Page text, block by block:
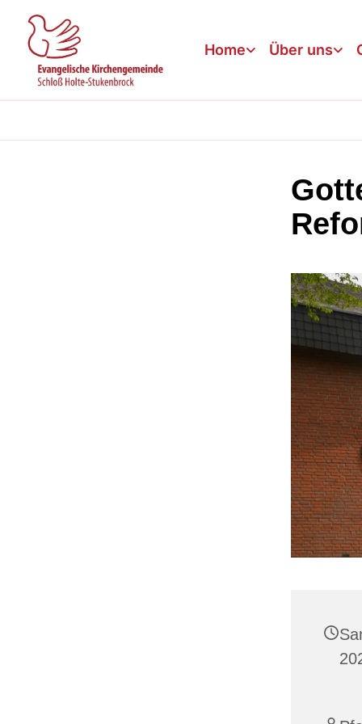
Home Über uns